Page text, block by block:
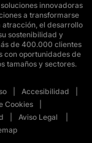
innovadoras
a transformarse
atracción, el desarrollo
sostenibilidad y
de 400.000 clientes
con oportunidades de
tamaños y sectores.
Accesibilidad
Cookies
Aviso Legal